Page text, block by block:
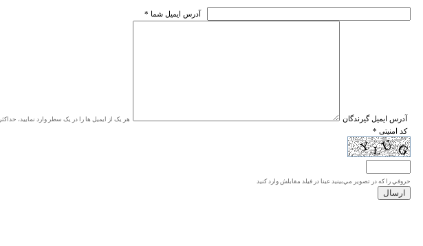
* آدرس ايميل شما
* آدرس ايميل گيرندگان هر یک از ایمیل ها را در یک سطر وارد نمایید، حداکثر ۲۰ آدرس
* کد امنیتی
حروفي را كه در تصوير مي‌بينيد عينا در فيلد مقابلش وارد كنيد